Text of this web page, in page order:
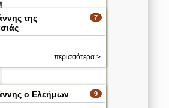
7
της
περισσότερα >
9
ο Ελεήμων